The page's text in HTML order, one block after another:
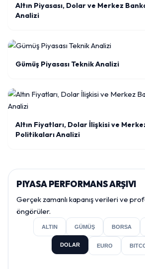
Altın Piyasası, Dolar ve Merkez
Analizi
Gümüş Piyasası Teknik Analizi
Altın Fiyatları, Dolar İlişkisi ve
Politikaları Analizi
PIYASA PERFORMANS ARŞIVI
Gerçek zamanlı kapanış verileri ve
öngörüler.
ALTIN GÜMÜŞ BORSA
DOLAR EURO